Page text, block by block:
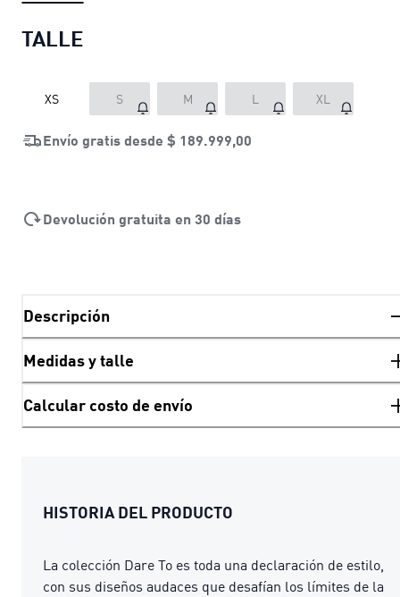
TALLE
XS S M L XL
Envío gratis desde $ 189.999,00
Devolución gratuita en 30 días
Descripción
Medidas y talle
Calcular costo de envío
HISTORIA DEL PRODUCTO
La colección Dare To es toda una declaración de estilo,
con sus diseños audaces que desafían los límites de la